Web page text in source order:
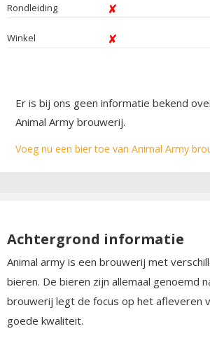
Rondleiding
Winkel
Er is bij ons geen informatie bekend
Animal Army brouwerij.
Voeg nu een bier toe van Animal Army
Achtergrond informatie
Animal army is een brouwerij met
bieren. De bieren zijn allemaal genoemd
brouwerij legt de focus op het afleveren
goede kwaliteit.